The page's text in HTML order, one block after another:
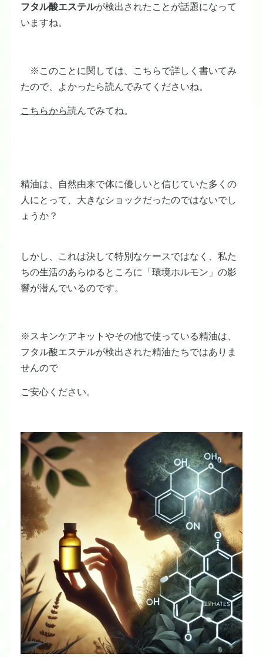
フタル酸エステルが検出されたことが話題になって
いますね。
※このことに関しては、こちらで詳しく書いてみ
たので、よかったら読んでみてくださいね。
こちらから読んでみてね。
精油は、自然由来で体に優しいと信じていた多くの
人にとって、大きなショックだったのではないでし
ょうか？
しかし、これは決して特別なケースではなく、私た
ちの生活のあらゆるところに「環境ホルモン」の影
響が潜んでいるのです。
※スキンケアキットやその他で使っている精油は、
フタル酸エステルが検出された精油たちではありま
せんので
ご安心ください。